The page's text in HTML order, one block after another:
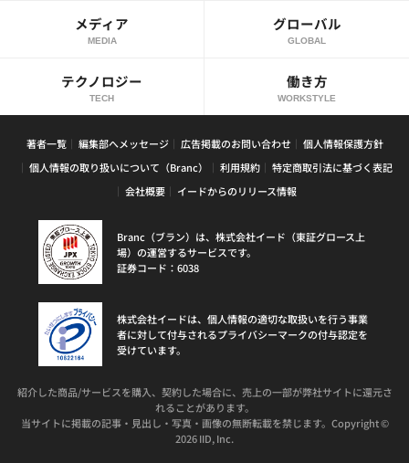
メディア
MEDIA
グローバル
GLOBAL
テクノロジー
TECH
働き方
WORKSTYLE
著者一覧 編集部へメッセージ 広告掲載のお問い合わせ
個人情報保護方針
個人情報の取り扱いについて（Branc）
利用規約
特定商取引法に基づく表記
会社概要
イードからのリリース情報
Branc（ブラン）は、株式会社イード（東証グロース上
場）の運営するサービスです。
証券コード：6038
株式会社イードは、個人情報の適切な取扱いを行う事業
者に対して付与されるプライバシーマークの付与認定を
受けています。
紹介した商品/サービスを購入、契約した場合に、売上の一部が弊社サイトに還元さ
れることがあります。
当サイトに掲載の記事・見出し・写真・画像の無断転載を禁じます。Copyright ©
2026 IID, Inc.